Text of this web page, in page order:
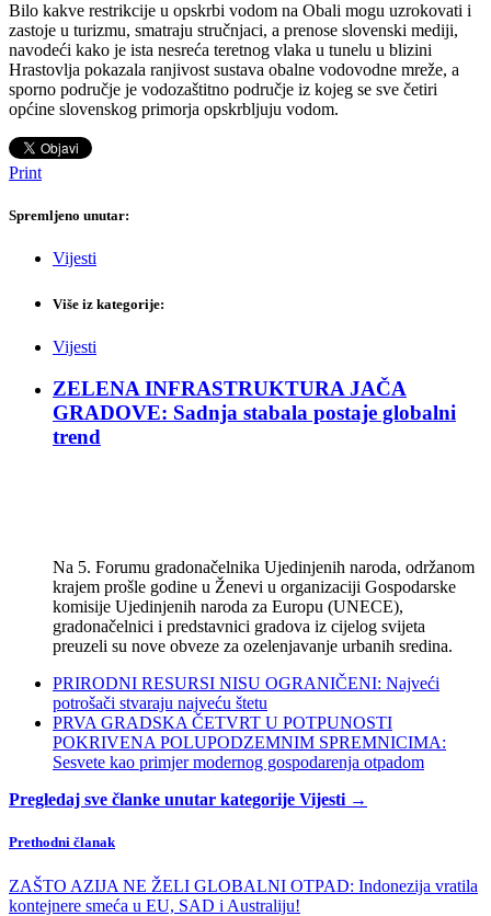
Bilo kakve restrikcije u opskrbi vodom na Obali mogu uzrokovati i
zastoje u turizmu, smatraju stručnjaci, a prenose slovenski mediji,
navodeći kako je ista nesreća teretnog vlaka u tunelu u blizini
Hrastovlja pokazala ranjivost sustava obalne vodovodne mreže, a
sporno područje je vodozaštitno područje iz kojeg se sve četiri
općine slovenskog primorja opskrbljuju vodom.
Print
Spremljeno unutar:
Vijesti
Više iz kategorije:
Vijesti
ZELENA INFRASTRUKTURA JAČA
GRADOVE: Sadnja stabala postaje globalni
trend
Na 5. Forumu gradonačelnika Ujedinjenih naroda, održanom
krajem prošle godine u Ženevi u organizaciji Gospodarske
komisije Ujedinjenih naroda za Europu (UNECE),
gradonačelnici i predstavnici gradova iz cijelog svijeta
preuzeli su nove obveze za ozelenjavanje urbanih sredina.
PRIRODNI RESURSI NISU OGRANIČENI: Najveći
potrošači stvaraju najveću štetu
PRVA GRADSKA ČETVRT U POTPUNOSTI
POKRIVENA POLUPODZEMNIM SPREMNICIMA:
Sesvete kao primjer modernog gospodarenja otpadom
Pregledaj sve članke unutar kategorije Vijesti →
Prethodni članak
ZAŠTO AZIJA NE ŽELI GLOBALNI OTPAD: Indonezija vratila
kontejnere smeća u EU, SAD i Australiju!